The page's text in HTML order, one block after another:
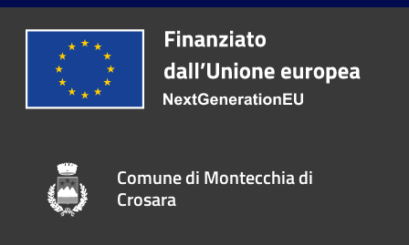
Comune di Montecchia di
Crosara